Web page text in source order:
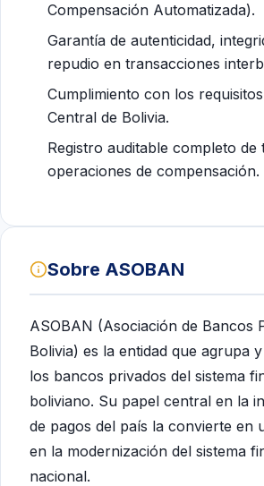
Compensación Automatizada).
Garantía de autenticidad,
repudio en transacciones
Cumplimiento con los
Central de Bolivia.
Registro auditable completo de
operaciones de compensación.
Sobre ASOBAN
ASOBAN (Asociación de Bancos
Bolivia) es la entidad que agrupa
los bancos privados del sistema
boliviano. Su papel central en la
de pagos del país la convierte en
en la modernización del sistema
nacional.